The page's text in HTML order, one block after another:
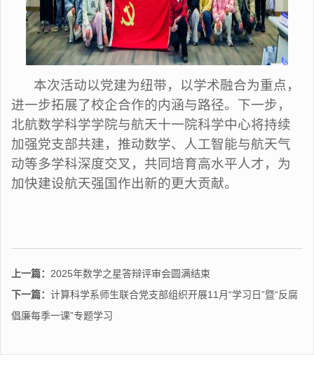
本次活动以党建为纽带，以学术融合为重点，
进一步拓展了校企合作的内涵与路径。下一步，
北航数学科学学院与航天十一院科学中心将持续
加强党支部共建，推动数学、人工智能与航天气
动等多学科深度交叉，共同培育高水平人才，为
加快建设航天强国作出新的更大贡献。
上一篇： 2025年数学之星答辩评审会圆满结束
下一篇： 计算科学系师生联合党支部组织开展11月“学习日”暨“反腐
倡廉每季一课”专题学习